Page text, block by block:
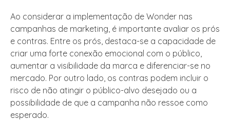
Ao considerar a implementação de Wonder nas
campanhas de marketing, é importante avaliar os prós
e contras. Entre os prós, destaca-se a capacidade de
criar uma forte conexão emocional com o público,
aumentar a visibilidade da marca e diferenciar-se no
mercado. Por outro lado, os contras podem incluir o
risco de não atingir o público-alvo desejado ou a
possibilidade de que a campanha não ressoe como
esperado.